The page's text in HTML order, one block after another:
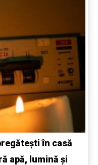
în casă
apă, lumină și